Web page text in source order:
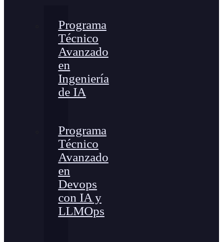
Programa
Técnico
Avanzado
en
Ingeniería
de IA
Programa
Técnico
Avanzado
en
Devops
con IA y
LLMOps